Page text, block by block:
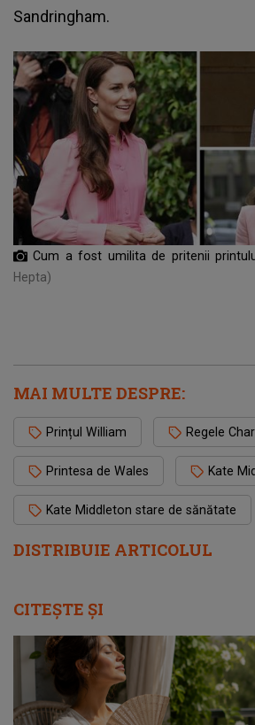
DISTRIBUIE ARTICOLUL
Sandringham.
Cum a fost umilita de pritenii
Hepta)
MAI MULTE DESPRE:
Prințul William Regele
Printesa de Wales Kate
Kate Middleton stare de sănătate
CITEȘTE ȘI